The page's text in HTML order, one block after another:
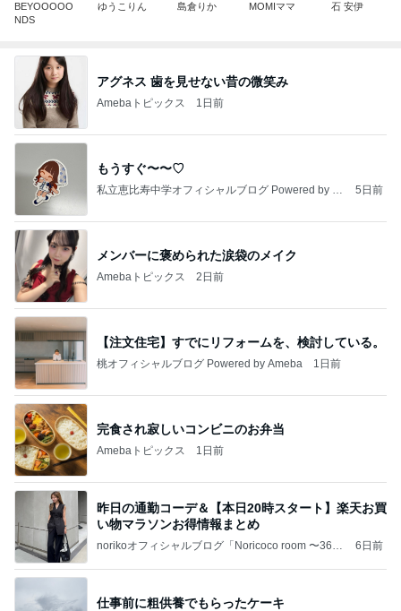
BEYOOOOO
NDS
ゆうこりん 島倉りか MOMIママ 石 安伊
アグネス 歯を見せない昔の微笑み
Amebaトピックス 1日前
もうすぐ〜〜♡
私立恵比寿中学オフィシャルブログ Powered by A
5日前
メンバーに褒められた涙袋のメイク
Amebaトピックス 2日前
【注文住宅】すでにリフォームを、検討している。
桃オフィシャルブログ Powered by Ameba 1日前
完食され寂しいコンビニのお弁当
Amebaトピックス 1日前
昨日の通勤コーデ＆【本日20時スタート】楽天お買
い物マラソンお得情報まとめ
norikoオフィシャルブログ「Noricoco room 〜365
6日前
仕事前に粗供養でもらったケーキ